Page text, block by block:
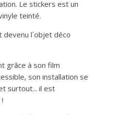
Le stickers est un
teinté.
l´objet déco
grâce à son film
son installation se
surtout... il est